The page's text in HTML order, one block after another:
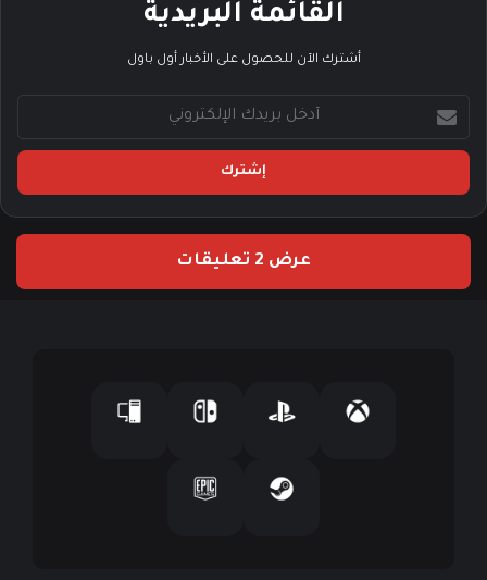
القائمة البريدية
أشترك الآن للحصول على الأخبار أول باول
خ
ب
ر
ك
عرض 2 تعليقات